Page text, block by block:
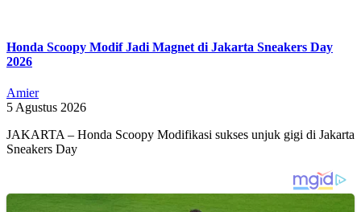
Honda Scoopy Modif Jadi Magnet di Jakarta Sneakers Day
2026
Amier
5 Agustus 2026
JAKARTA – Honda Scoopy Modifikasi sukses unjuk gigi di Jakarta
Sneakers Day